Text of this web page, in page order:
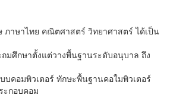
ภาษาไทย คณิตศาสตร์ วิทยาศาสตร์ ได้เป็น
มศึกษาตั้งแต่วางพื้นฐานระดับอนุบาล ถึง
คอมพิวเตอร์ ทักษะพื้นฐานคอใมพิวเตอร์
ะกอบคอม